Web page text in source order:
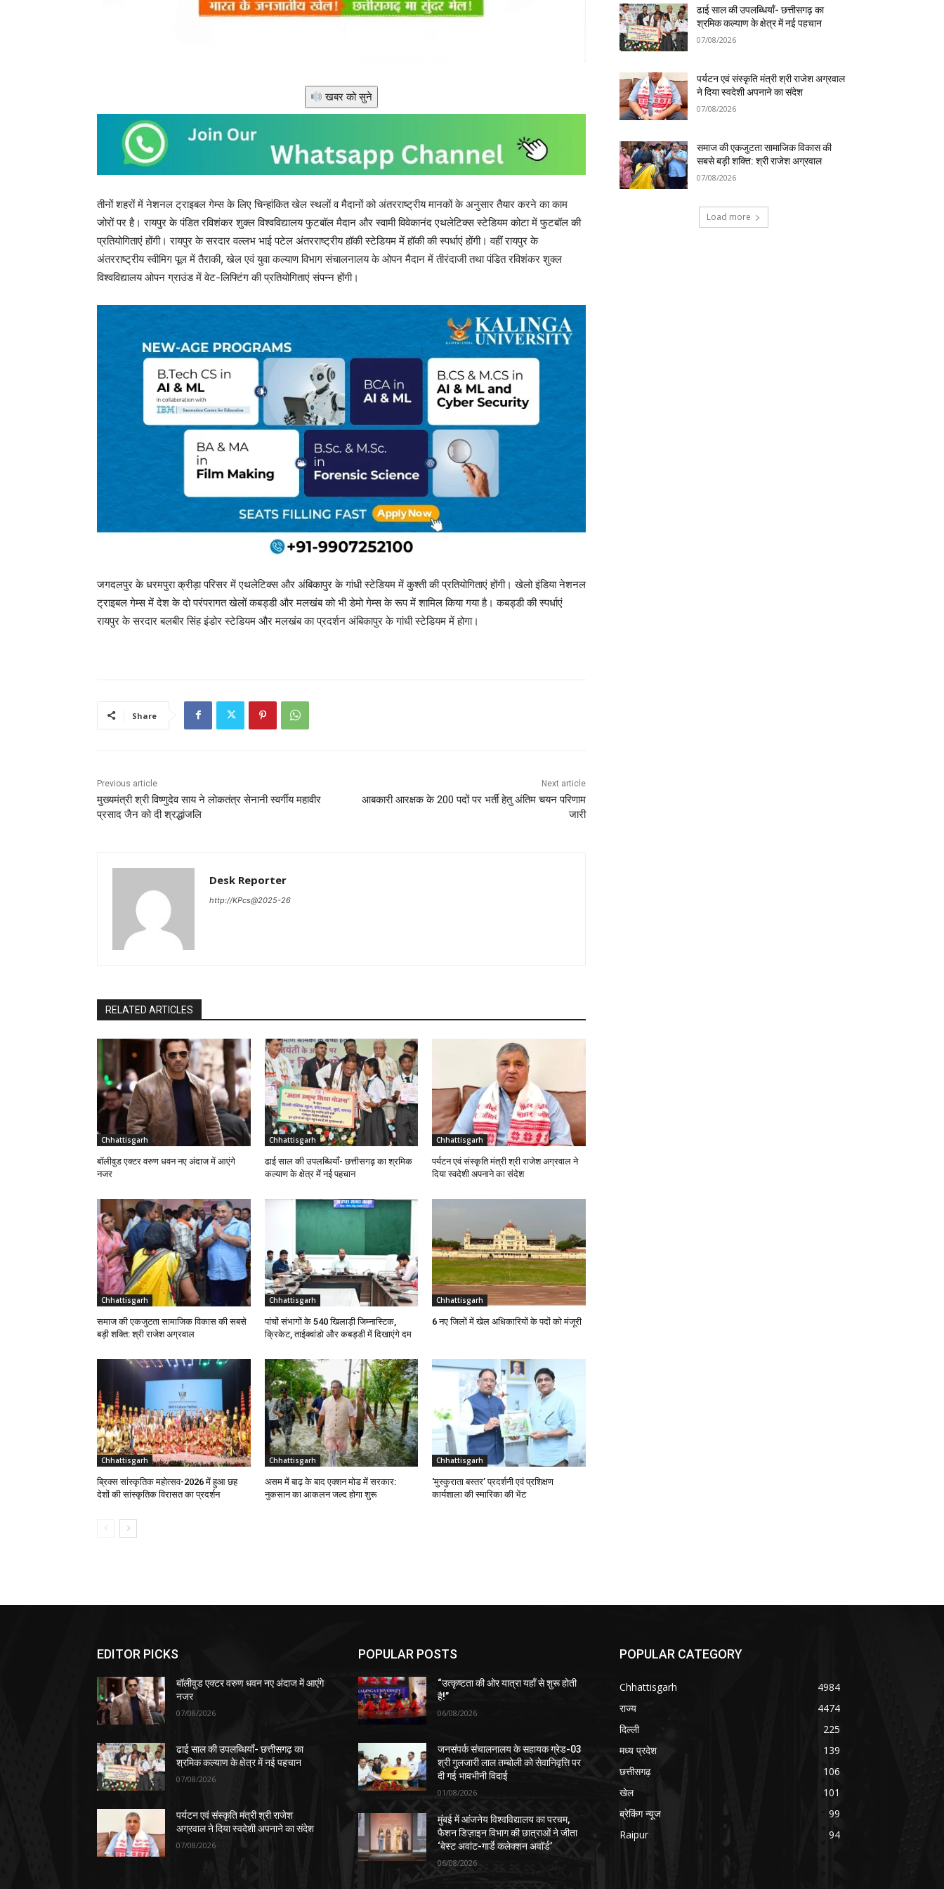
खबर को सुने
तीनों शहरों में नेशनल ट्राइबल गेम्स के लिए चिन्हांकित खेल स्थलों व मैदानों को अंतरराष्ट्रीय मानकों के अनुसार तैयार करने का काम
जोरों पर है। रायपुर के पंडित रविशंकर शुक्ल विश्वविद्यालय फुटबॉल मैदान और स्वामी विवेकानंद एथलेटिक्स स्टेडियम कोटा में फुटबॉल की
प्रतियोगिताएं होंगी। रायपुर के सरदार वल्लभ भाई पटेल अंतरराष्ट्रीय हॉकी स्टेडियम में हॉकी की स्पर्धाएं होंगी। वहीं रायपुर के
अंतरराष्ट्रीय स्वीमिग पूल में तैराकी, खेल एवं युवा कल्याण विभाग संचालनालय के ओपन मैदान में तीरंदाजी तथा पंडित रविशंकर शुक्ल
विश्वविद्यालय ओपन ग्राउंड में वेट-लिफ्टिंग की प्रतियोगिताएं संपन्न होंगी।
जगदलपुर के धरमपुरा क्रीड़ा परिसर में एथलेटिक्स और अंबिकापुर के गांधी स्टेडियम में कुश्ती की प्रतियोगिताएं होंगी। खेलो इंडिया नेशनल
ट्राइबल गेम्स में देश के दो परंपरागत खेलों कबड्डी और मलखंब को भी डेमो गेम्स के रूप में शामिल किया गया है। कबड्डी की स्पर्धाएं
रायपुर के सरदार बलबीर सिंह इंडोर स्टेडियम और मलखंब का प्रदर्शन अंबिकापुर के गांधी स्टेडियम में होगा।
Share
Previous article
मुख्यमंत्री श्री विष्णुदेव साय ने लोकतंत्र सेनानी स्वर्गीय महावीर
प्रसाद जैन को दी श्रद्धांजलि
Next article
आबकारी आरक्षक के 200 पदों पर भर्ती हेतु अंतिम चयन परिणाम
जारी
Desk Reporter
http://KPcs@2025-26
RELATED ARTICLES
Chhattisgarh
बॉलीवुड एक्टर वरुण धवन नए अंदाज में आएंगे
नजर
Chhattisgarh
ढाई साल की उपलब्धियाँ- छत्तीसगढ़ का श्रमिक
कल्याण के क्षेत्र में नई पहचान
Chhattisgarh
पर्यटन एवं संस्कृति मंत्री श्री राजेश अग्रवाल ने
दिया स्वदेशी अपनाने का संदेश
Chhattisgarh
समाज की एकजुटता सामाजिक विकास की सबसे
बड़ी शक्ति: श्री राजेश अग्रवाल
Chhattisgarh
पांचों संभागों के 540 खिलाड़ी जिम्नास्टिक,
क्रिकेट, ताईक्वांडो और कबड्डी में दिखाएंगे दम
Chhattisgarh
6 नए जिलों में खेल अधिकारियों के पदों को मंजूरी
Chhattisgarh
ब्रिक्स सांस्कृतिक महोत्सव-2026 में हुआ छह
देशों की सांस्कृतिक विरासत का प्रदर्शन
Chhattisgarh
असम में बाढ़ के बाद एक्शन मोड में सरकार:
नुकसान का आकलन जल्द होगा शुरू
Chhattisgarh
‘मुस्कुराता बस्तर’ प्रदर्शनी एवं प्रशिक्षण
कार्यशाला की स्मारिका की भेंट
ढाई साल की उपलब्धियाँ- छत्तीसगढ़ का
श्रमिक कल्याण के क्षेत्र में नई पहचान
07/08/2026
पर्यटन एवं संस्कृति मंत्री श्री राजेश अग्रवाल
ने दिया स्वदेशी अपनाने का संदेश
07/08/2026
समाज की एकजुटता सामाजिक विकास की
सबसे बड़ी शक्ति: श्री राजेश अग्रवाल
07/08/2026
Load more
EDITOR PICKS
बॉलीवुड एक्टर वरुण धवन नए अंदाज में आएंगे
नजर
07/08/2026
ढाई साल की उपलब्धियाँ- छत्तीसगढ़ का
श्रमिक कल्याण के क्षेत्र में नई पहचान
07/08/2026
पर्यटन एवं संस्कृति मंत्री श्री राजेश
अग्रवाल ने दिया स्वदेशी अपनाने का संदेश
07/08/2026
POPULAR POSTS
“उत्कृष्टता की ओर यात्रा यहाँ से शुरू होती
है!”
06/08/2026
जनसंपर्क संचालनालय के सहायक ग्रेड-03
श्री गुलजारी लाल तम्बोली को सेवानिवृत्ति पर
दी गई भावभीनी विदाई
01/08/2026
मुंबई में आंजनेय विश्वविद्यालय का परचम,
फैशन डिज़ाइन विभाग की छात्राओं ने जीता
‘बेस्ट अवांट-गार्डे कलेक्शन अवॉर्ड’
06/08/2026
POPULAR CATEGORY
Chhattisgarh
4984
राज्य
4474
दिल्ली
225
मध्य प्रदेश
139
छत्तीसगढ़
106
खेल
101
ब्रेकिंग न्यूज
99
Raipur
94